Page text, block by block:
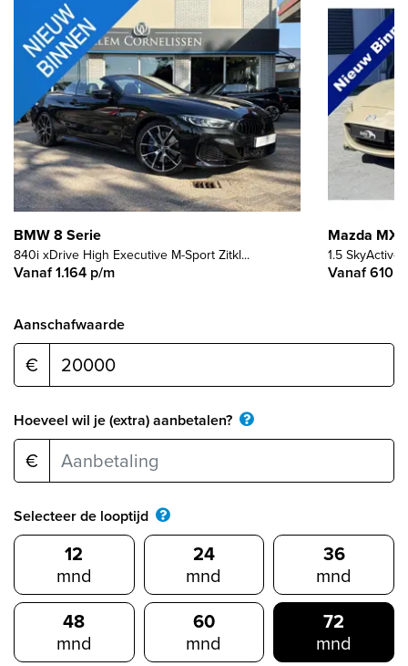
BMW 8 Serie
840i xDrive High Executive M-Sport Zitkl...
Vanaf 1.164 p/m
Mazda MX-
1.5 SkyActiv-
Vanaf 610
Aanschafwaarde
€
Hoeveel wil je (extra) aanbetalen?
€
Selecteer de looptijd
12
mnd
24
mnd
36
mnd
48
mnd
60
mnd
72
mnd